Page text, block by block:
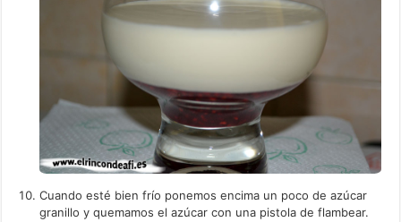
Cuando esté bien frío ponemos encima un poco de azúcar
granillo y quemamos el azúcar con una pistola de flambear.